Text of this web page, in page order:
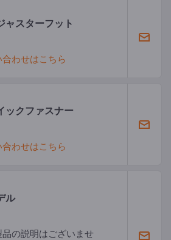
ャスターフット
わせはこちら
ックファスナー
わせはこちら
ル
の説明はございませ